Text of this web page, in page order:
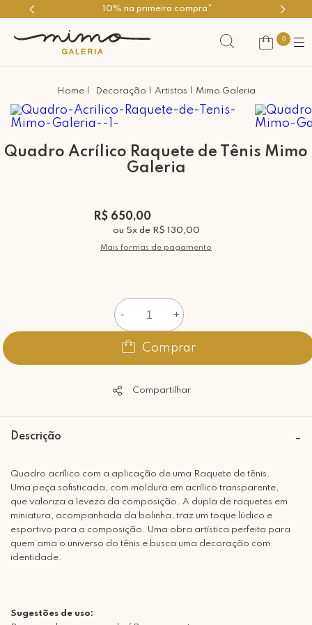
Use o cupom PRIMEIROMIMO
0
Decoração Artistas Mimo Galeria
Quadro Acrílico Raquete de Tênis Mimo
Galeria
R$ 650,00
ou 5xde R$ 130,00
Mais formas de pagamento
- +
Comprar
Compartilhar
Descrição
Quadro acrílico com a aplicação de uma Raquete de tênis.
Uma peça sofisticada, com moldura em acrílico transparente,
que valoriza a leveza da composição. A dupla de raquetes em
miniatura, acompanhada da bolinha, traz um toque lúdico e
esportivo para a composição. Uma obra artística perfeita para
quem ama o universo do tênis e busca uma decoração com
identidade.
Sugestões de uso: